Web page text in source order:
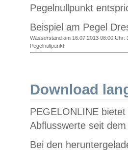
Pegelnullpunkt
Beispiel am Pegel
Wasserstand am 16.07.2013 08:00 Uhr:
Pegelnullpunkt
Download
PEGELONLINE
Abflusswerte seit
Bei den